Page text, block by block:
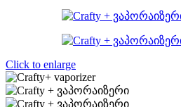
Click to enlarge